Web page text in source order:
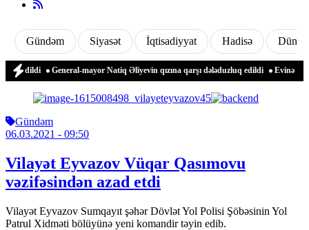
Gündəm Siyasət İqtisadiyyat Hadisə Dünya
edildi General-mayor Natiq Əliyevin qızına qarşı dələduzluq edildi Evinə
Gündəm
06.03.2021 - 09:50
Vilayət Eyvazov Vüqar Qasımovu
vəzifəsindən azad etdi
Vilayət Eyvazov Sumqayıt şəhər Dövlət Yol Polisi Şöbəsinin Yol
Patrul Xidməti bölüyünə yeni komandir təyin edib.